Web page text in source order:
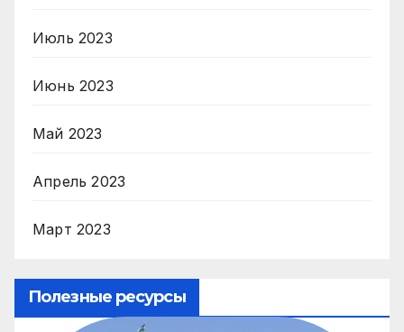
Июль 2023
Июнь 2023
Май 2023
Апрель 2023
Март 2023
Полезные ресурсы